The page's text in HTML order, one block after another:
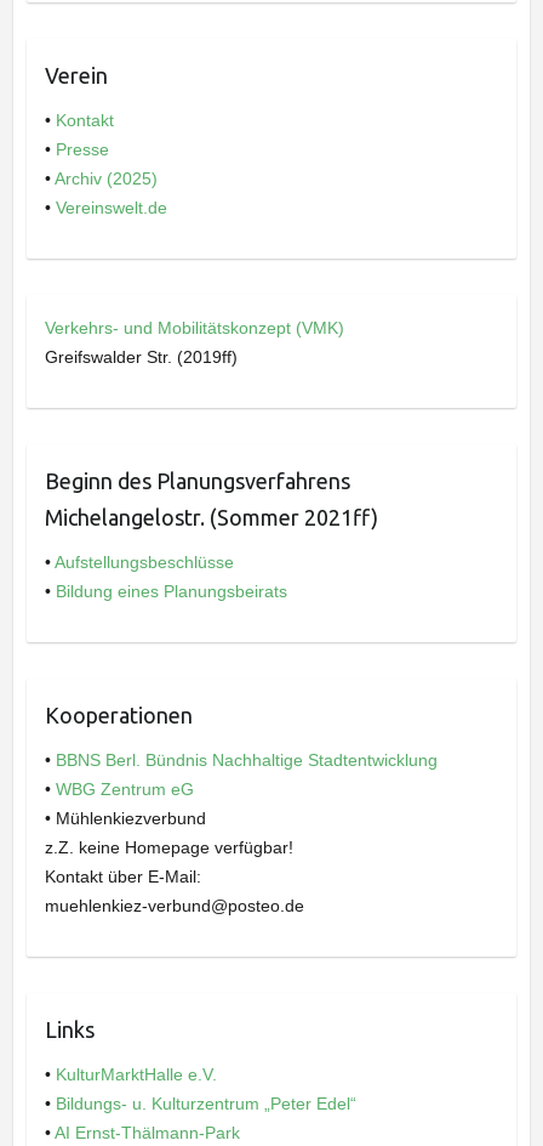
Verein
• Kontakt
• Presse
•Archiv (2025)
• Vereinswelt.de
Verkehrs- und Mobilitätskonzept (VMK)
Greifswalder Str. (2019ff)
Beginn des Planungsverfahrens
Michelangelostr. (Sommer 2021ff)
•Aufstellungsbeschlüsse
• Bildung eines Planungsbeirats
Kooperationen
• BBNS Berl. Bündnis Nachhaltige Stadtentwicklung
• WBG Zentrum eG
• Mühlenkiezverbund
z.Z. keine Homepage verfügbar!
Kontakt über E-Mail:
muehlenkiez-verbund@posteo.de
Links
• KulturMarktHalle e.V.
• Bildungs- u. Kulturzentrum „Peter Edel“
•AI Ernst-Thälmann-Park